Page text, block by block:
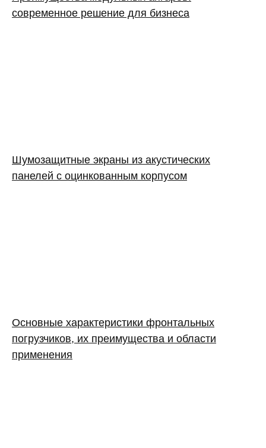
современное решение для бизнеса
Шумозащитные экраны из акустических
панелей с оцинкованным корпусом
Основные характеристики фронтальных
погрузчиков, их преимущества и области
применения